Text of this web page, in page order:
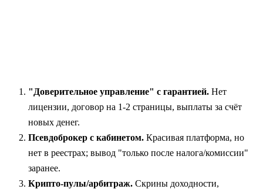
"Доверительное управление" с гарантией. Нет
лицензии, договор на 1-2 страницы, выплаты за счёт
новых денег.
Псевдоброкер с кабинетом. Красивая платформа, но
нет в реестрах; вывод "только после налога/комиссии"
заранее.
Крипто-пулы/арбитраж. Скрины доходности,